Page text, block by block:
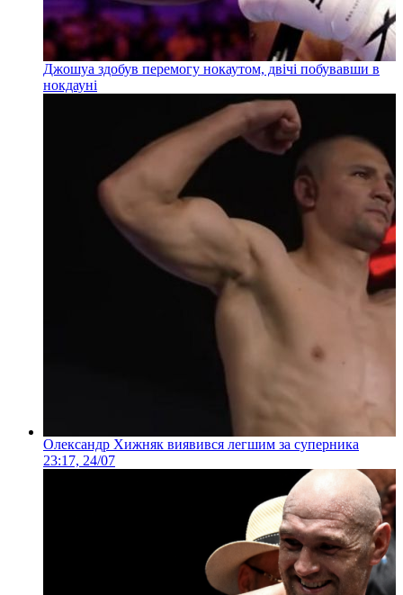
Джошуа здобув перемогу нокаутом, двічі побувавши в
нокдауні
Олександр Хижняк виявився легшим за суперника
23:17, 24/07